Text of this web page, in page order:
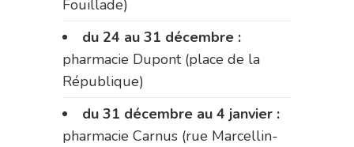
Fouillade)
du 24 au 31 décembre :
pharmacie Dupont (place de la
République)
du 31 décembre au 4 janvier :
pharmacie Carnus (rue Marcellin-